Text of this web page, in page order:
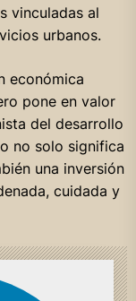
vinculadas al
urbanos.
económica
pone en valor
del desarrollo
no solo significa
una inversión
cuidada y